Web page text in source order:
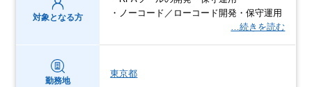
対象となる方
・ノーコード／ローコード開発・保守運用
…続きを読む
勤務地
東京都